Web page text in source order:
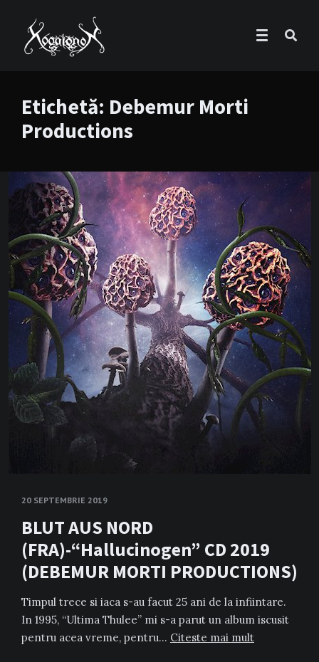
Etichetă: Debemur Morti
Productions
20 SEPTEMBRIE 2019
BLUT AUS NORD
(FRA)-“Hallucinogen” CD 2019
(DEBEMUR MORTI PRODUCTIONS)
Timpul trece si iaca s-au facut 25 ani de la infiintare.
In 1995, “Ultima Thulee” mi s-a parut un album iscusit
pentru acea vreme, pentru… Citeste mai mult